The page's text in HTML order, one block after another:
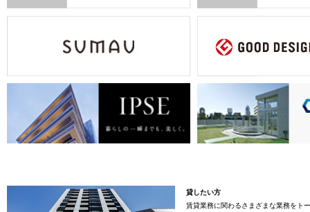
貸したい方
賃貸業務に関わるさまざまな業務をト